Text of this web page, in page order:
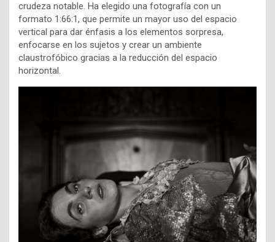
crudeza notable. Ha elegido una fotografía con un
formato 1:66:1, que permite un mayor uso del espacio
vertical para dar énfasis a los elementos sorpresa,
enfocarse en los sujetos y crear un ambiente
claustrofóbico gracias a la reducción del espacio
horizontal.